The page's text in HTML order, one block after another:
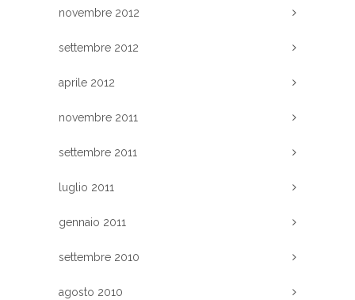
novembre 2012
settembre 2012
aprile 2012
novembre 2011
settembre 2011
luglio 2011
gennaio 2011
settembre 2010
agosto 2010